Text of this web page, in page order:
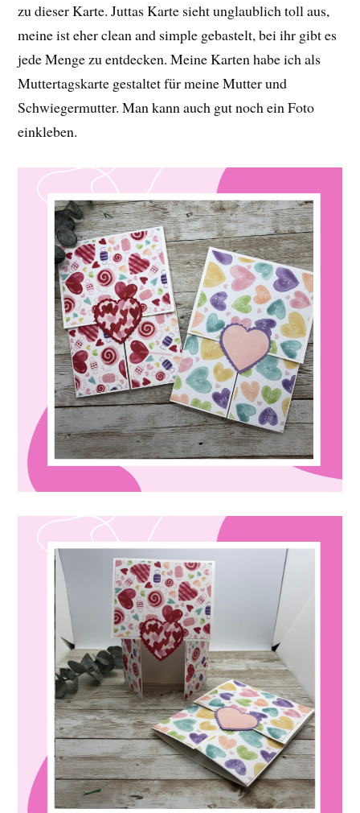
zu dieser Karte. Juttas Karte sieht unglaublich toll aus,
meine ist eher clean and simple gebastelt, bei ihr gibt es
jede Menge zu entdecken. Meine Karten habe ich als
Muttertagskarte gestaltet für meine Mutter und
Schwiegermutter. Man kann auch gut noch ein Foto
einkleben.